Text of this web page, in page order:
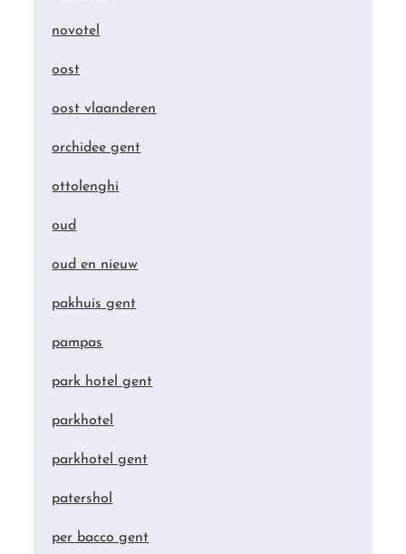
novotel
oost
oost vlaanderen
orchidee gent
ottolenghi
oud
oud en nieuw
pakhuis gent
pampas
park hotel gent
parkhotel
parkhotel gent
patershol
per bacco gent